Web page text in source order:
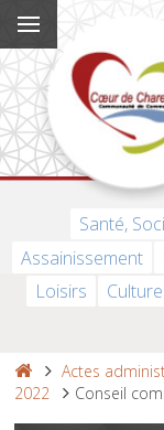
Santé,
Assainissement
Loisirs
Culture
Actes
2022
Conseil